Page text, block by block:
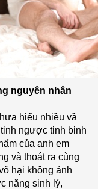
nguyên nhân
hiểu nhiều vầ
ngược tinh binh
của anh em
và thoát ra cùng
hại không ảnh
năng sinh lý,